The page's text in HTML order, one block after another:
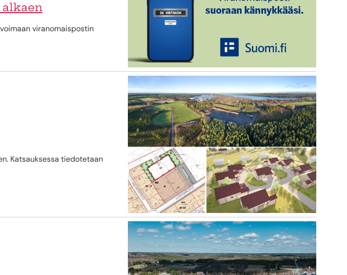
alkaen
viranomaispostin
Katsauksessa tiedotetaan